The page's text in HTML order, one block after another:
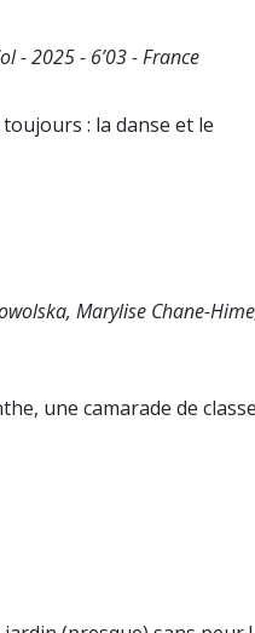
- 2025 - 6’03 - France
: la danse et le
Marylise Chane-
une camarade de classe